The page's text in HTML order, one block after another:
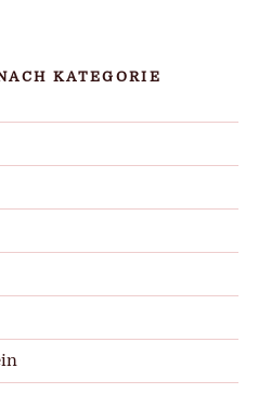
KATEGORIE